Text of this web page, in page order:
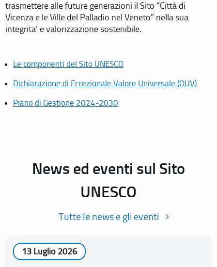
trasmettere alle future generazioni il Sito “Città di
Vicenza e le Ville del Palladio nel Veneto” nella sua
integrita’ e valorizzazione sostenibile.
Le componenti del Sito UNESCO
Dichiarazione di Eccezionale Valore Universale (OUV)
Piano di Gestione 2024-2030
News ed eventi sul Sito
UNESCO
Tutte le news e gli eventi
13 Luglio 2026